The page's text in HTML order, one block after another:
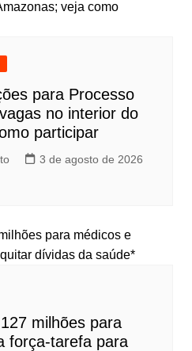
para Processo
no interior do
participar
3 de agosto de 2026
milhões para
força-tarefa para